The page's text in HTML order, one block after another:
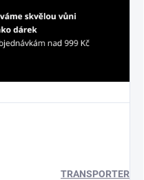
TRANSPORTER